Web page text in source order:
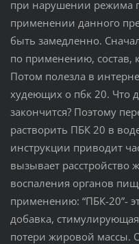
при нарушении режима
применении данного
быть замедленно.
по применению, состав,
Потом полезла в
худеющих о пбк 20. Что
закончится? Поэтому
растворить ПБК 20 в
инструкции приводит
вызывает расстройство
воспаления органов
применению: “ПБК-20”-
добавка,
потери жировой массы.